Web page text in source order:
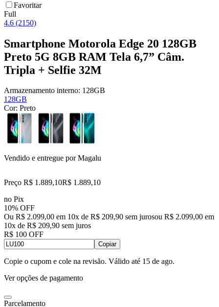
Favoritar
Full
4.6 (2150)
Smartphone Motorola Edge 20 128GB
Preto 5G 8GB RAM Tela 6,7” Câm.
Tripla + Selfie 32M
Armazenamento interno: 128GB
128GB
Cor: Preto
Vendido e entregue por Magalu
Preço R$ 1.889,10R$ 1.889,10
no Pix
10% OFF
Ou R$ 2.099,00 em 10x de R$ 209,90 sem jurosou R$ 2.099,00 em
10x de R$ 209,90 sem juros
R$ 100 OFF
Copiar
Copie o cupom e cole na revisão. Válido até 15 de ago.
Ver opções de pagamento
Parcelamento